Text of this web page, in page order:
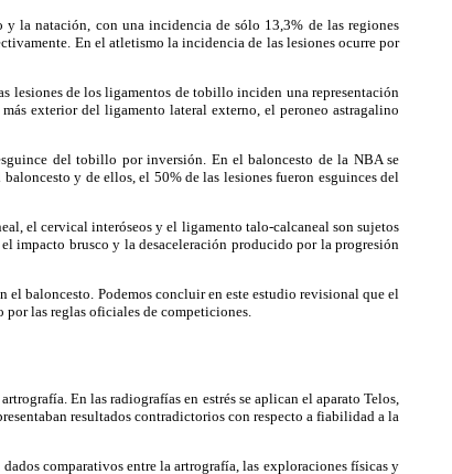
la natación, con una incidencia de sólo 13,3% de las regiones
En el atletismo la incidencia de las lesiones ocurre por
lesiones de los ligamentos de tobillo inciden una representación
exterior del ligamento lateral externo, el peroneo astragalino
del tobillo por inversión. En el baloncesto de la NBA se
y de ellos, el 50% de las lesiones fueron esguinces del
el cervical interóseos y el ligamento talo-calcaneal son sujetos
impacto brusco y la desaceleración producido por la progresión
el baloncesto. Podemos concluir en este estudio revisional que el
las reglas oficiales de competiciones.
En las radiografías en estrés se aplican el aparato Telos,
resultados contradictorios con respecto a fiabilidad a la
comparativos entre la artrografía, las exploraciones físicas y